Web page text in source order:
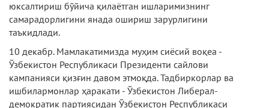
юксалтириш бўйича қилаётган ишларимизнинг
самарадорлигини янада ошириш зарурлигини
таъкидлади.
10 декабр. Мамлакатимизда муҳим сиёсий воқеа -
Ўзбекистон Республикаси Президенти сайлови
кампанияси қизғин давом этмоқда. Тадбиркорлар ва
ишбилармонлар ҳаракати - Ўзбекистон Либерал-
демократик партиясидан Ўзбекистон Республикаси